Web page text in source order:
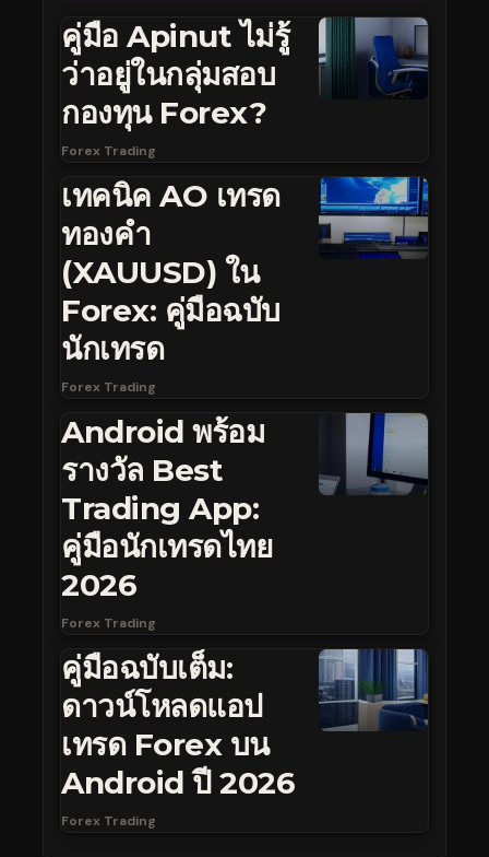
คู่มือ Apinut ไม่รู้
ว่าอยู่ในกลุ่มสอบ
กองทุน Forex?
Forex Trading
เทคนิค AO เทรด
ทองคำ
(XAUUSD) ใน
Forex: คู่มือฉบับ
นักเทรด
Forex Trading
Android พร้อม
รางวัล Best
Trading App:
คู่มือนักเทรดไทย
2026
Forex Trading
คู่มือฉบับเต็ม:
ดาวน์โหลดแอป
เทรด Forex บน
Android ปี 2026
Forex Trading